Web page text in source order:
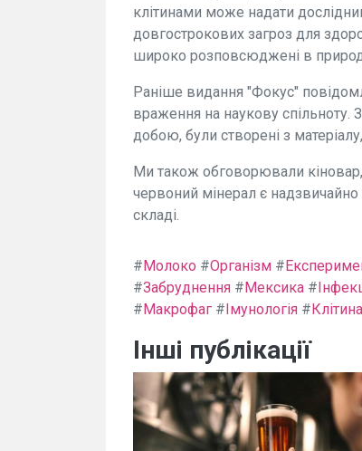
клітинами може надати
довгострокових загроз для
широко розповсюджені в
Раніше видання "Фокус"
враження на наукову спільноту.
добою, були створені з
Ми також обговорювали
червоний мінерал є
складі.
#Молоко #Організм #
#Забруднення #Мексика #
#Макрофаг #Імунологія #
Інші публікації